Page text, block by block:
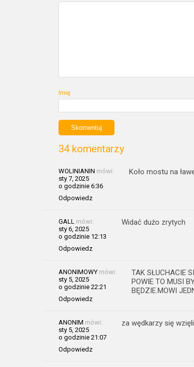
Imię
34 komentarzy
WOLINIANIN mówi:
sty 7, 2025
o godzinie 6:36
Odpowiedz
Koło mostu na
GALL mówi:
sty 6, 2025
o godzinie 12:13
Odpowiedz
Widać dużo zrytych
ANONIMOWY mówi:
sty 5, 2025
o godzinie 22:21
Odpowiedz
TAK SŁUCHACIE
POWIE TO MUSI
BĘDZIE.MOWI
ANONIM mówi:
sty 5, 2025
o godzinie 21:07
Odpowiedz
za wędkarzy się